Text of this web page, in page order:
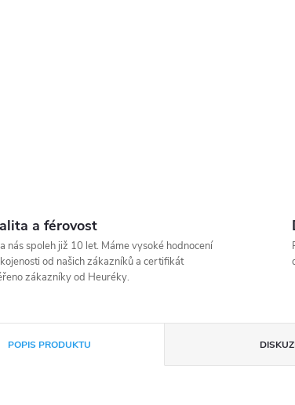
a férovost
nás spoleh již 10 let. Máme vysoké hodnocení
od našich zákazníků a certifikát
zákazníky od Heuréky.
POPIS PRODUKTU